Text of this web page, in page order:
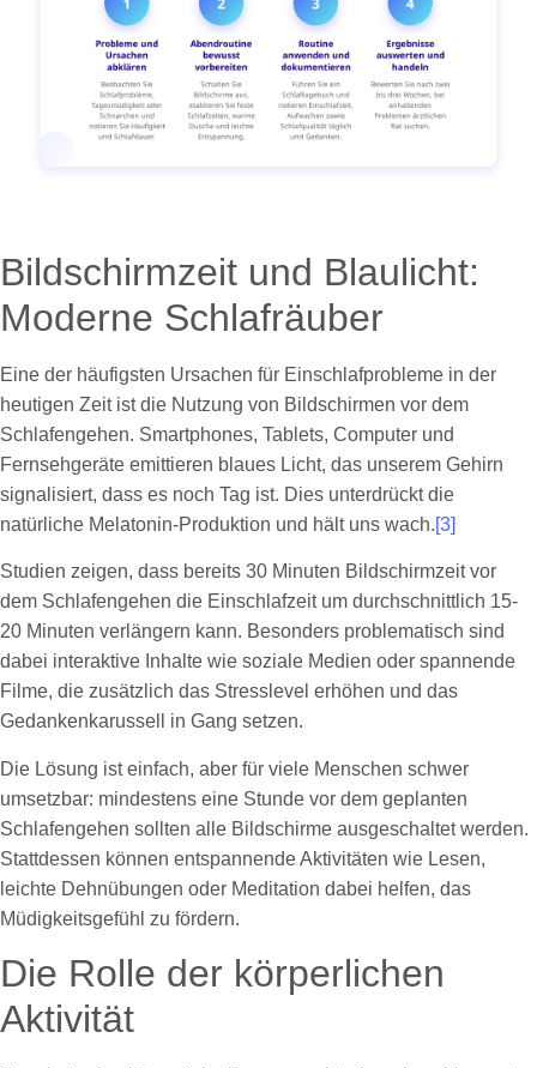
Bildschirmzeit und Blaulicht:
Moderne Schlafräuber
Eine der häufigsten Ursachen für Einschlafprobleme in der
heutigen Zeit ist die Nutzung von Bildschirmen vor dem
Schlafengehen. Smartphones, Tablets, Computer und
Fernsehgeräte emittieren blaues Licht, das unserem Gehirn
signalisiert, dass es noch Tag ist. Dies unterdrückt die
natürliche Melatonin-Produktion und hält uns wach.[3]
Studien zeigen, dass bereits 30 Minuten Bildschirmzeit vor
dem Schlafengehen die Einschlafzeit um durchschnittlich 15-
20 Minuten verlängern kann. Besonders problematisch sind
dabei interaktive Inhalte wie soziale Medien oder spannende
Filme, die zusätzlich das Stresslevel erhöhen und das
Gedankenkarussell in Gang setzen.
Die Lösung ist einfach, aber für viele Menschen schwer
umsetzbar: mindestens eine Stunde vor dem geplanten
Schlafengehen sollten alle Bildschirme ausgeschaltet werden.
Stattdessen können entspannende Aktivitäten wie Lesen,
leichte Dehnübungen oder Meditation dabei helfen, das
Müdigkeitsgefühl zu fördern.
Die Rolle der körperlichen
Aktivität